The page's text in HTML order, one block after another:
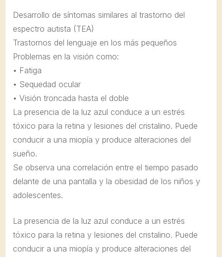
Desarrollo de síntomas similares al trastorno del
espectro autista (TEA)
Trastornos del lenguaje en los más pequeños
Problemas en la visión como:
• Fatiga
• Sequedad ocular
• Visión troncada hasta el doble
La presencia de la luz azul conduce a un estrés
tóxico para la retina y lesiones del cristalino. Puede
conducir a una miopía y produce alteraciones del
sueño.
Se observa una correlación entre el tiempo pasado
delante de una pantalla y la obesidad de los niños y
adolescentes.
La presencia de la luz azul conduce a un estrés
tóxico para la retina y lesiones del cristalino. Puede
conducir a una miopía y produce alteraciones del